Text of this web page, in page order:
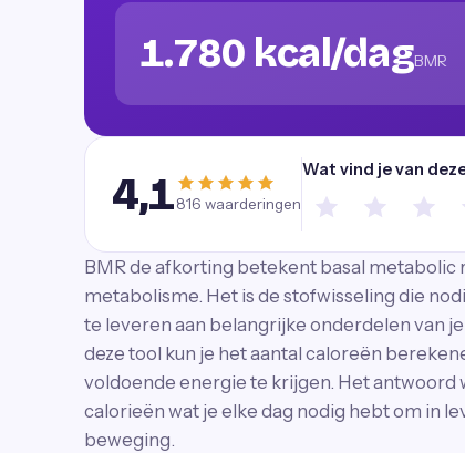
1.780 kcal/dagBMR
4,1816 waarderingen
Wat vind je van
BMR de afkorting betekent basal metabolic
metabolisme. Het is de stofwisseling die
te leveren aan belangrijke onderdelen van
deze tool kun je het aantal caloreën
voldoende energie te krijgen. Het antwoord
calorieën wat je elke dag nodig hebt om in
beweging.